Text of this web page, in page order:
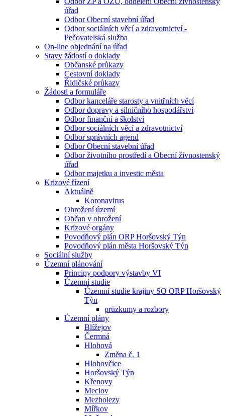
úřad
Odbor Obecní stavební úřad
Odbor sociálních věcí a zdravotnictví -
Pečovatelská služba
On-line objednání na úřad
Stavy žádostí o doklady
Občanské průkazy
Cestovní doklady
Řidičské průkazy
Žádosti a formuláře
Odbor kanceláře starosty a vnitřních věcí
Odbor dopravy a silničního hospodářství
Odbor finanční a školství
Odbor sociálních věcí a zdravotnictví
Odbor správních agend
Odbor Obecní stavební úřad
Odbor životního prostředí a Obecní živnostenský
úřad
Odbor majetku a investic města
Krizové řízení
Aktuálně
Koronavirus
Ohrožení území
Občan v ohrožení
Krizové orgány
Povodňový plán ORP Horšovský Týn
Povodňový plán města Horšovský Týn
Sociální služby
Územní plánování
Principy podpory výstavby VI
Územní studie
Územní studie krajiny SO ORP Horšovský
Týn
průzkumy a rozbory
Územní plány
Blížejov
Čermná
Hlohová
Změna č. 1
Hlohovčice
Horšovský Týn
Křenovy
Meclov
Mezholezy
Mířkov